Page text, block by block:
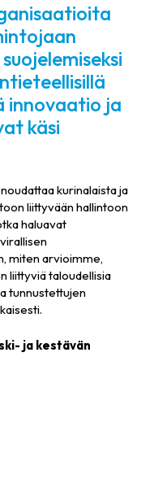
innovaatio ja
käsi
kurinalaista ja
liittyvään hallintoon
haluavat
miten arvioimme,
liittyviä taloudellisia
tunnustettujen
ja kestävän